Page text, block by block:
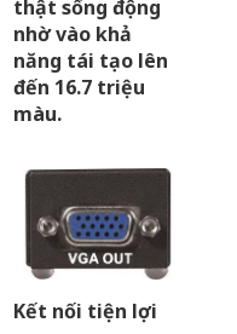
thật sống động
nhờ vào khả
năng tái tạo lên
đến 16.7 triệu
màu.
Kết nối tiện lợi